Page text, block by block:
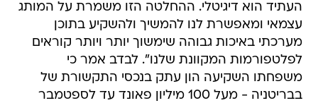
העתיד הוא דיגיטלי. ההחלטה הזו משמרת על המותג
עצמאי ומאפשרת לנו להמשיך ולהשקיע בתוכן
מערכתי באיכות גבוהה שימשוך יותר ויותר קוראים
לפלטפורמות המקוונת שלנו". לבדב אמר כי
משפחתו השקיעה הון עתק בנכסי התקשורת של
בבריטניה - מעל 100 מיליון פאונד עד לספטמבר